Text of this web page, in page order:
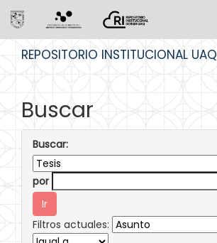
REPOSITORIO INSTITUCIONAL UAQ
Buscar
Buscar:
por
Filtros actuales: